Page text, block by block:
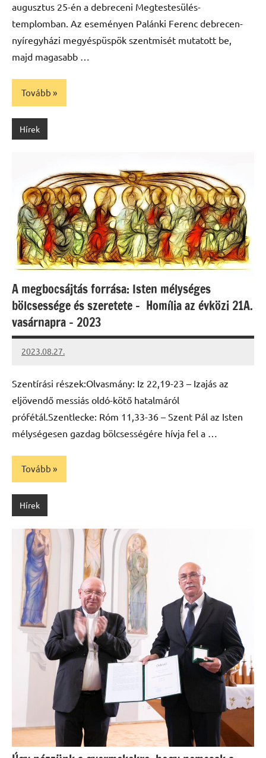
augusztus 25-én a debreceni Megtestesülés-
templomban. Az eseményen Palánki Ferenc debrecen-
nyíregyházi megyéspüspök szentmisét mutatott be,
majd magasabb …
Tovább
Hírek
A megbocsájtás forrása: Isten mélységes
bölcsessége és szeretete – Homília az évközi 21A.
vasárnapra – 2023
2023.08.27.
kovacs.agi
Szentírási részek:Olvasmány: Iz 22,19-23 – Izajás az
eljövendő messiás oldó-kötő hatalmáról
prófétál.Szentlecke: Róm 11,33-36 – Szent Pál az Isten
mélységesen gazdag bölcsességére hívja fel a …
Tovább
Hírek